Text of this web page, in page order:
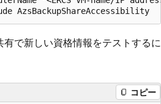
で新しい資格情報をテストするに
コピー